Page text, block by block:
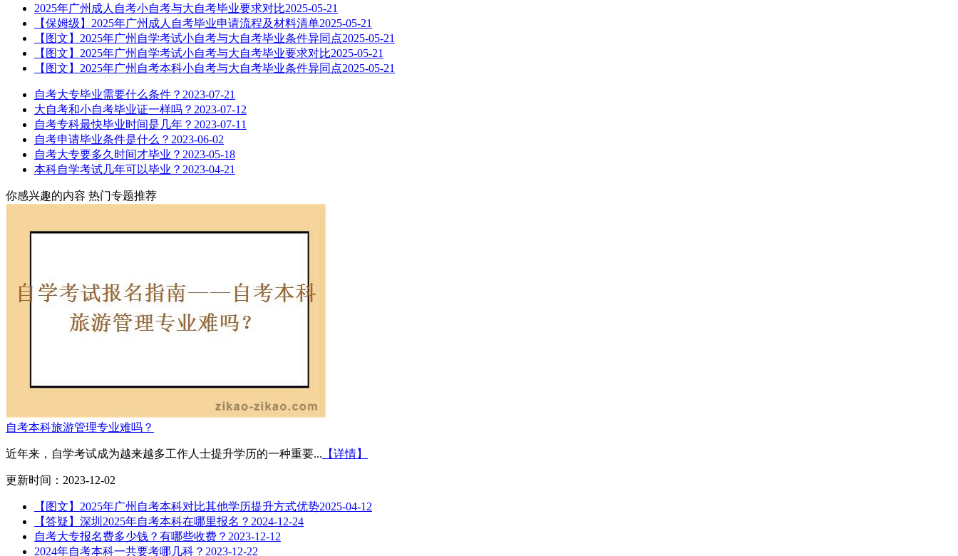
2025年广州成人自考小自考与大自考毕业要求对比2025-05-21
【保姆级】2025年广州成人自考毕业申请流程及材料清单2025-05-21
【图文】2025年广州自学考试小自考与大自考毕业条件异同点2025-05-21
【图文】2025年广州自学考试小自考与大自考毕业要求对比2025-05-21
【图文】2025年广州自考本科小自考与大自考毕业条件异同点2025-05-21
自考大专毕业需要什么条件？ 2023-07-21
大自考和小自考毕业证一样吗？ 2023-07-12
自考专科最快毕业时间是几年？ 2023-07-11
自考申请毕业条件是什么？ 2023-06-02
自考大专要多久时间才毕业？ 2023-05-18
本科自学考试几年可以毕业？ 2023-04-21
你感兴趣的内容 热门专题推荐
自考本科旅游管理专业难吗？
近年来，自学考试成为越来越多工作人士提升学历的一种重要... 【详情】
更新时间：2023-12-02
【图文】2025年广州自考本科对比其他学历提升方式优势2025-04-12
【答疑】深圳2025年自考本科在哪里报名？ 2024-12-24
自考大专报名费多少钱？有哪些收费？ 2023-12-12
2024年自考本科一共要考哪几科？ 2023-12-22